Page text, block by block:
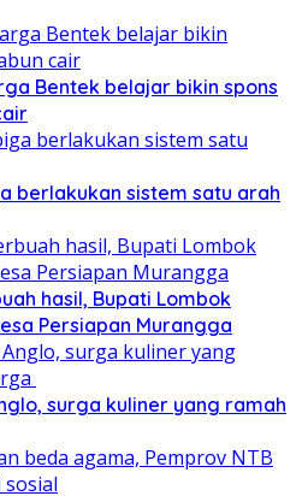
Bentek belajar bikin spons
berlakukan sistem satu arah
hasil, Bupati Lombok
Persiapan Murangga
surga kuliner yang ramah